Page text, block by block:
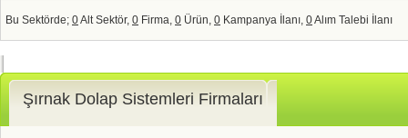
Bu Sektörde; 0Alt Sektör, 0 Firma, 0 Ürün, 0 Kampanya İlanı, 0Alım Talebi İlanı
Şırnak Dolap Sistemleri Firmaları